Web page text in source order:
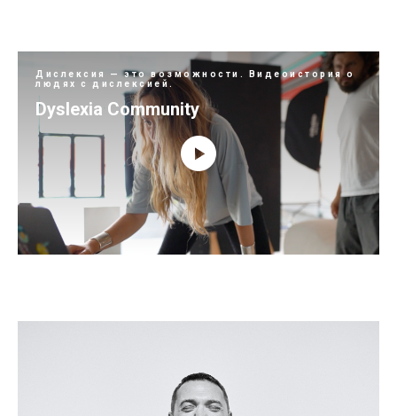
Дислексия — это возможности. Видеоистория о
людях с дислексией.
Dyslexia Community